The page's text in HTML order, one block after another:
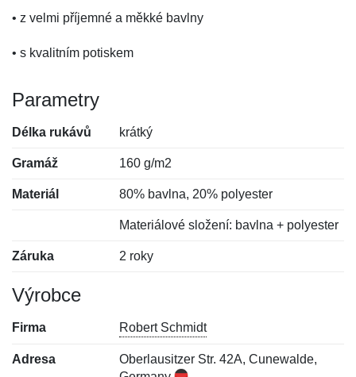
• z velmi příjemné a měkké bavlny
• s kvalitním potiskem
Parametry
Délka rukávů krátký
Gramáž 160 g/m2
Materiál 80% bavlna, 20% polyester
Materiálové složení: bavlna + polyester
Záruka 2 roky
Výrobce
Firma Robert Schmidt
Adresa
Oberlausitzer Str. 42A, Cunewalde,